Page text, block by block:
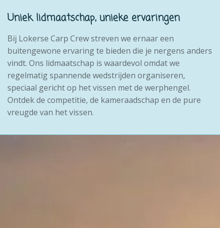
Uniek lidmaatschap, unieke ervaringen
Bij Lokerse Carp Crew streven we ernaar een
buitengewone ervaring te bieden die je nergens anders
vindt. Ons lidmaatschap is waardevol omdat we
regelmatig spannende wedstrijden organiseren,
speciaal gericht op het vissen met de werphengel.
Ontdek de competitie, de kameraadschap en de pure
vreugde van het vissen.